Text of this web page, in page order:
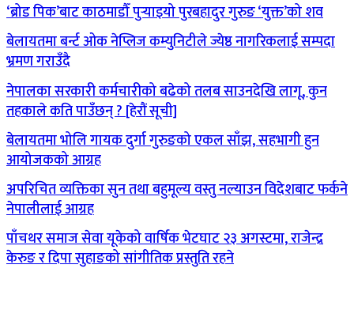
‘ब्रोड पिक’बाट काठमाडौँ पुर्‍याइयो पुरबहादुर गुरुङ ‘युक्त’को शव
बेलायतमा बर्न्ट ओक नेप्लिज कम्युनिटीले ज्येष्ठ नागरिकलाई सम्पदा
भ्रमण गराउँदै
नेपालका सरकारी कर्मचारीको बढेको तलब साउनदेखि लागू, कुन
तहकाले कति पाउँछन् ? [हेरौं सूची]
बेलायतमा भोलि गायक दुर्गा गुरुङको एकल साँझ, सहभागी हुन
आयोजकको आग्रह
अपरिचित व्यक्तिका सुन तथा बहुमूल्य वस्तु नल्याउन विदेशबाट फर्कने
नेपालीलाई आग्रह
पाँचथर समाज सेवा यूकेको वार्षिक भेटघाट २३ अगस्टमा, राजेन्द्र
केरुङ र दिपा सुहाङको सांगीतिक प्रस्तुति रहने